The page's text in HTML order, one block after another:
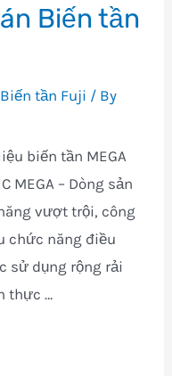
Biến tần
tần Fuji / By
biến tần MEGA
MEGA – Dòng sản
vượt trội, công
chức năng điều
sử dụng rộng rải
thực …